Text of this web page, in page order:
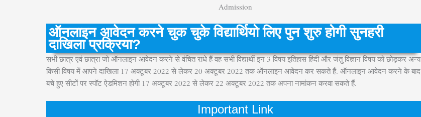
Admission
ऑनलाइन आवेदन करने चुक चुके विद्यार्थियो लिए पुन शुरु होगी सुनहरी
दाखिला प्रक्रिया?
सभी छात्र एवं छात्रा जो ऑनलाइन आवेदन करने से वंचित राधे हैं वह सभी विद्यार्थी इन 3 विषय इतिहास हिंदी और जंतु विज्ञान विषय को छोड़कर अन्य
किसी विषय में आपने दाखिला 17 अक्टूबर 2022 से लेकर 20 अक्टूबर 2022 तक ऑनलाइन आवेदन कर सकते हैं. ऑनलाइन आवेदन करने के बाद
बचे हुए सीटों पर स्पॉट ऐडमिशन होगी 17 अक्टूबर 2022 से लेकर 22 अक्टूबर 2022 तक अपना नामांकन करवा सकते हैं.
Important Link